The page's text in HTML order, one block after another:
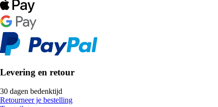
Levering en retour
30 dagen bedenktijd
Retourneer je bestelling